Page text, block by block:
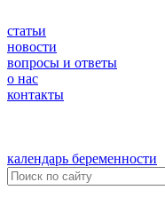
статьи
новости
вопросы и ответы
о нас
контакты
календарь беременности